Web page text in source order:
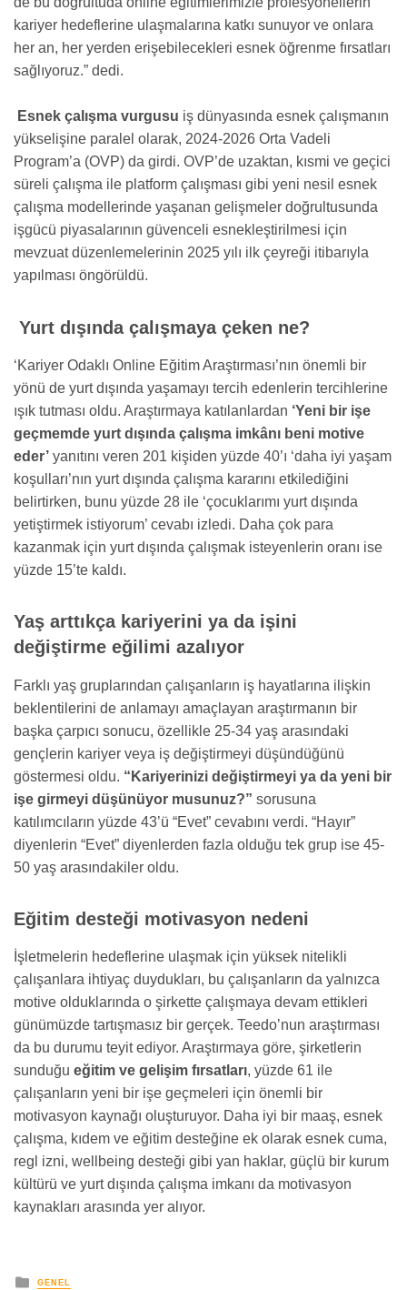
kariyer hedeflerine ulaşmalarına katkı sunuyor ve onlara
her an, her yerden erişebilecekleri esnek öğrenme fırsatları
sağlıyoruz.” dedi.
Esnek çalışma vurgusu iş dünyasında esnek çalışmanın
yükselişine paralel olarak, 2024-2026 Orta Vadeli
Program’a (OVP) da girdi. OVP’de uzaktan, kısmi ve geçici
süreli çalışma ile platform çalışması gibi yeni nesil esnek
çalışma modellerinde yaşanan gelişmeler doğrultusunda
işgücü piyasalarının güvenceli esnekleştirilmesi için
mevzuat düzenlemelerinin 2025 yılı ilk çeyreği itibarıyla
yapılması öngörüldü.
Yurt dışında çalışmaya çeken ne?
‘Kariyer Odaklı Online Eğitim Araştırması’nın önemli bir
yönü de yurt dışında yaşamayı tercih edenlerin tercihlerine
ışık tutması oldu. Araştırmaya katılanlardan ‘Yeni bir işe
geçmemde yurt dışında çalışma imkânı beni motive
eder’ yanıtını veren 201 kişiden yüzde 40’ı ‘daha iyi yaşam
koşulları’nın yurt dışında çalışma kararını etkilediğini
belirtirken, bunu yüzde 28 ile ‘çocuklarımı yurt dışında
yetiştirmek istiyorum’ cevabı izledi. Daha çok para
kazanmak için yurt dışında çalışmak isteyenlerin oranı ise
yüzde 15’te kaldı.
Yaş arttıkça kariyerini ya da işini
değiştirme eğilimi azalıyor
Farklı yaş gruplarından çalışanların iş hayatlarına ilişkin
beklentilerini de anlamayı amaçlayan araştırmanın bir
başka çarpıcı sonucu, özellikle 25-34 yaş arasındaki
gençlerin kariyer veya iş değiştirmeyi düşündüğünü
göstermesi oldu. “Kariyerinizi değiştirmeyi ya da yeni bir
işe girmeyi düşünüyor musunuz?” sorusuna
katılımcıların yüzde 43’ü “Evet” cevabını verdi. “Hayır”
diyenlerin “Evet” diyenlerden fazla olduğu tek grup ise 45-
50 yaş arasındakiler oldu.
Eğitim desteği motivasyon nedeni
İşletmelerin hedeflerine ulaşmak için yüksek nitelikli
çalışanlara ihtiyaç duydukları, bu çalışanların da yalnızca
motive olduklarında o şirkette çalışmaya devam ettikleri
günümüzde tartışmasız bir gerçek. Teedo’nun araştırması
da bu durumu teyit ediyor. Araştırmaya göre, şirketlerin
sunduğu eğitim ve gelişim fırsatları, yüzde 61 ile
çalışanların yeni bir işe geçmeleri için önemli bir
motivasyon kaynağı oluşturuyor. Daha iyi bir maaş, esnek
çalışma, kıdem ve eğitim desteğine ek olarak esnek cuma,
regl izni, wellbeing desteği gibi yan haklar, güçlü bir kurum
kültürü ve yurt dışında çalışma imkanı da motivasyon
kaynakları arasında yer alıyor.
yayınlanan
GENEL